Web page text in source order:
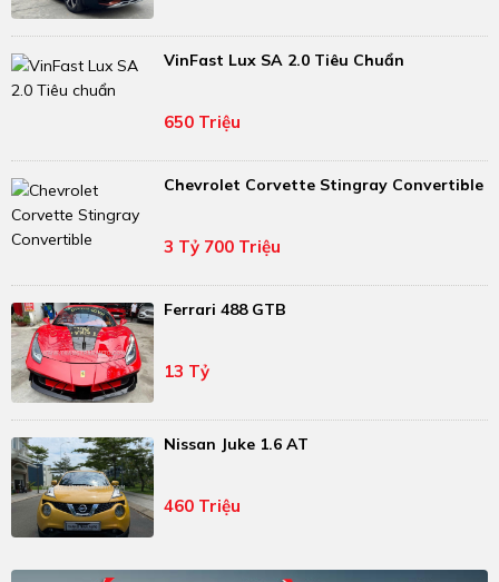
VinFast Lux SA 2.0 Tiêu Chuẩn
650 Triệu
Chevrolet Corvette Stingray Convertible
3 Tỷ 700 Triệu
Ferrari 488 GTB
13 Tỷ
Nissan Juke 1.6 AT
460 Triệu